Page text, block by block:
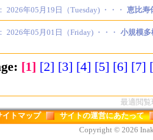
2026年05月19日（Tuesday) ・・・ 恵比寿
2026年05月01日（Friday) ・・・ 小規模
[1] [2] [3] [4] [5] [6] [7]
最適閲覧
イトマップ
サイトの運営にあたって
Copyright © 2026